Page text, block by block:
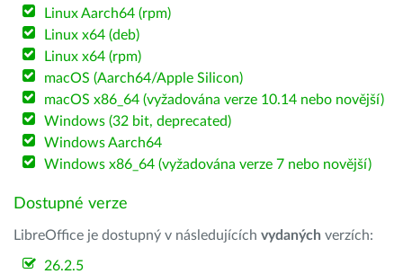
Linux Aarch64 (rpm)
Linux x64 (deb)
Linux x64 (rpm)
macOS (Aarch64/Apple Silicon)
macOS x86_64 (vyžadována verze 10.14 nebo novější)
Windows (32 bit, deprecated)
Windows Aarch64
Windows x86_64 (vyžadována verze 7 nebo novější)
Dostupné verze
LibreOffice je dostupný v následujících vydaných verzích:
26.2.5